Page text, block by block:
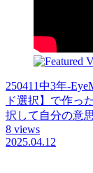
250411中3年-
ド選択】で作っ
択して自分の意
8 views
2025.04.12